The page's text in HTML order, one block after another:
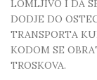
LOMLJIVO I DA
DODJE DO
TRANSPORTA
KODOM SE
TROSKOVA.